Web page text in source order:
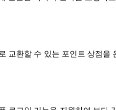
교환할 수 있는 포인트 상점을